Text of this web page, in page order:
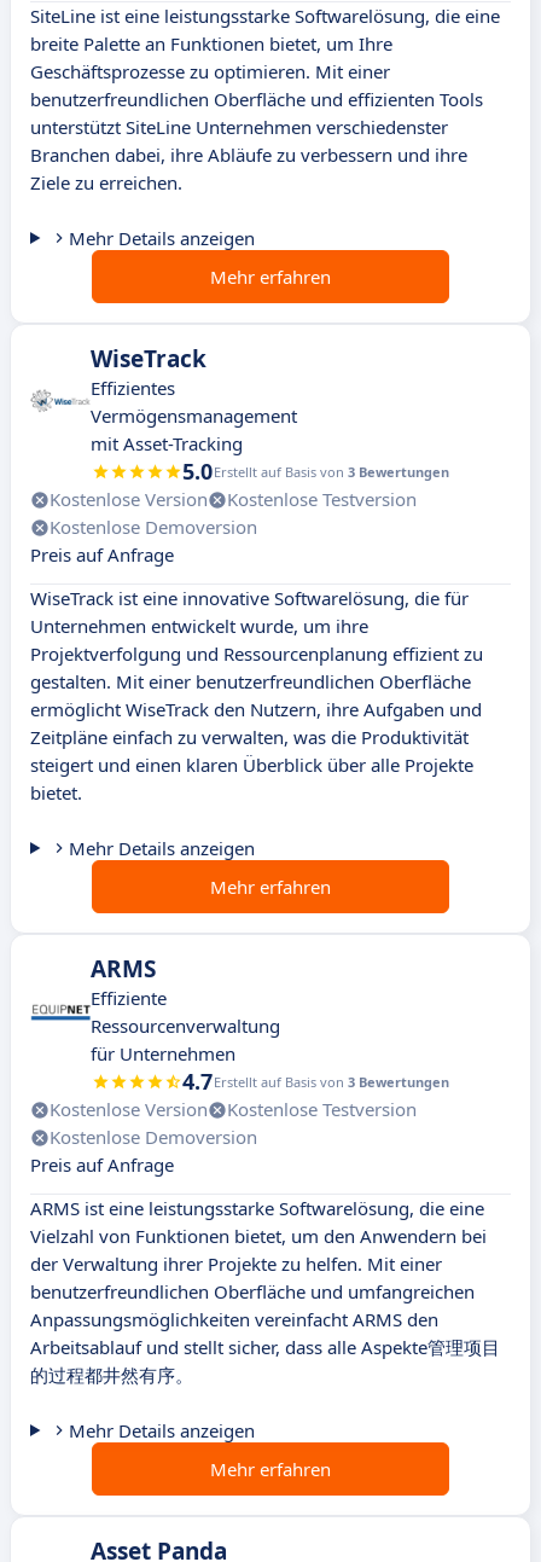
SiteLine ist eine leistungsstarke Softwarelösung, die eine
breite Palette an Funktionen bietet, um Ihre
Geschäftsprozesse zu optimieren. Mit einer
benutzerfreundlichen Oberfläche und effizienten Tools
unterstützt SiteLine Unternehmen verschiedenster
Branchen dabei, ihre Abläufe zu verbessern und ihre
Ziele zu erreichen.
Mehr Details anzeigen
Mehr erfahren
WiseTrack
Effizientes
Vermögensmanagement
mit Asset-Tracking
5.0Erstellt auf Basis von 3 Bewertungen
Kostenlose Version
Kostenlose Testversion
Kostenlose Demoversion
Preis auf Anfrage
WiseTrack ist eine innovative Softwarelösung, die für
Unternehmen entwickelt wurde, um ihre
Projektverfolgung und Ressourcenplanung effizient zu
gestalten. Mit einer benutzerfreundlichen Oberfläche
ermöglicht WiseTrack den Nutzern, ihre Aufgaben und
Zeitpläne einfach zu verwalten, was die Produktivität
steigert und einen klaren Überblick über alle Projekte
bietet.
Mehr Details anzeigen
Mehr erfahren
ARMS
Effiziente
Ressourcenverwaltung
für Unternehmen
4.7Erstellt auf Basis von 3 Bewertungen
Kostenlose Version
Kostenlose Testversion
Kostenlose Demoversion
Preis auf Anfrage
ARMS ist eine leistungsstarke Softwarelösung, die eine
Vielzahl von Funktionen bietet, um den Anwendern bei
der Verwaltung ihrer Projekte zu helfen. Mit einer
benutzerfreundlichen Oberfläche und umfangreichen
Anpassungsmöglichkeiten vereinfacht ARMS den
Arbeitsablauf und stellt sicher, dass alle Aspekte管理项目
的过程都井然有序。
Mehr Details anzeigen
Mehr erfahren
Asset Panda